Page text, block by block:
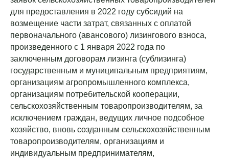
для предоставления в 2022 году субсидий на
возмещение части затрат, связанных с оплатой
первоначального (авансового) лизингового взноса,
произведенного с 1 января 2022 года по
заключенным договорам лизинга (сублизинга)
государственным и муниципальным предприятиям,
организациям агропромышленного комплекса,
организациям потребительской кооперации,
сельскохозяйственным товаропроизводителям, за
исключением граждан, ведущих личное подсобное
хозяйство, вновь созданным сельскохозяйственным
товаропроизводителям, организациям и
индивидуальным предпринимателям,